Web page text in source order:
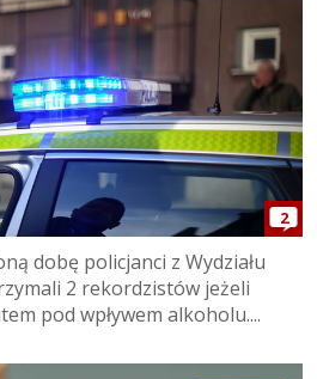
2
dobę policjanci z Wydziału
2 rekordzistów jeżeli
pod wpływem alkoholu....